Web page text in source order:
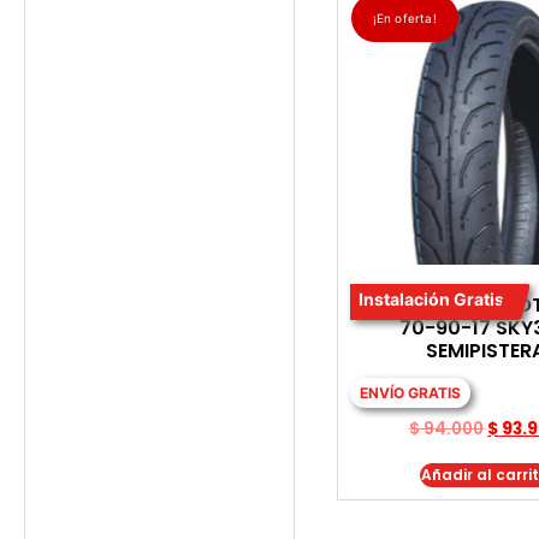
¡En oferta!
Instalación Gratis
LLANTA PARA
70-90-17
ENVÍO GRATIS
$94.000$
Añadir al